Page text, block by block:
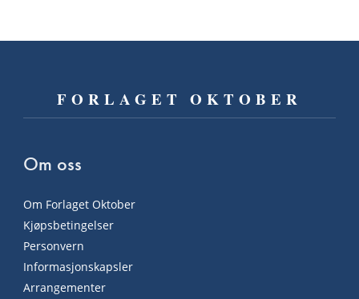
FORLAGET OKTOBER
Om oss
Om Forlaget Oktober
Kjøpsbetingelser
Personvern
Informasjonskapsler
Arrangementer